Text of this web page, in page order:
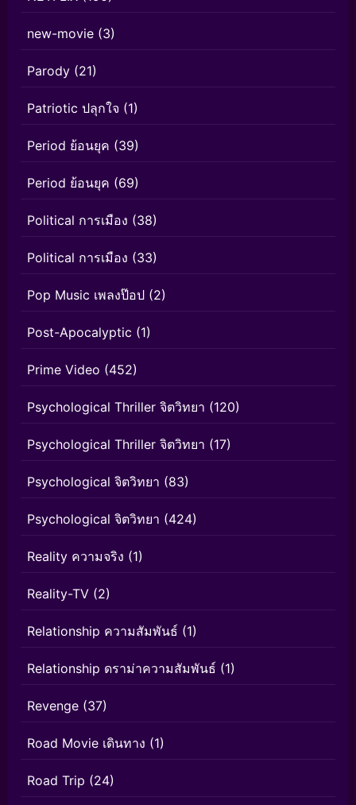
new-movie (3)
Parody (21)
Patriotic ปลุกใจ (1)
Period ย้อนยุค (39)
Period ย้อนยุค (69)
Political การเมือง (38)
Political การเมือง (33)
Pop Music เพลงป๊อป (2)
Post-Apocalyptic (1)
Prime Video (452)
Psychological Thriller จิตวิทยา (120)
Psychological Thriller จิตวิทยา (17)
Psychological จิตวิทยา (83)
Psychological จิตวิทยา (424)
Reality ความจริง (1)
Reality-TV (2)
Relationship ความสัมพันธ์ (1)
Relationship ดราม่าความสัมพันธ์ (1)
Revenge (37)
Road Movie เดินทาง (1)
Road Trip (24)